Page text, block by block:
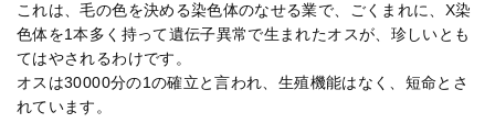
これは、毛の色を決める染色体のなせる業で、ごくまれに、X染
色体を1本多く持って遺伝子異常で生まれたオスが、珍しいとも
てはやされるわけです。
オスは30000分の1の確立と言われ、生殖機能はなく、短命とさ
れています。